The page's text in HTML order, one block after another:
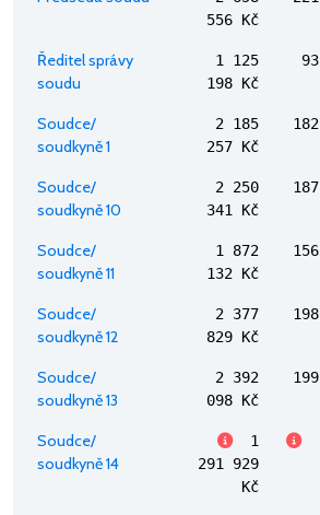
556 Kč
Ředitel správy
soudu
1 125
198 Kč
Soudce/
soudkyně 1
2 185
257 Kč
Soudce/
soudkyně 10
2 250
341 Kč
Soudce/
soudkyně 11
1 872
132 Kč
Soudce/
soudkyně 12
2 377
829 Kč
Soudce/
soudkyně 13
2 392
098 Kč
Soudce/
soudkyně 14
1
291 929
Kč